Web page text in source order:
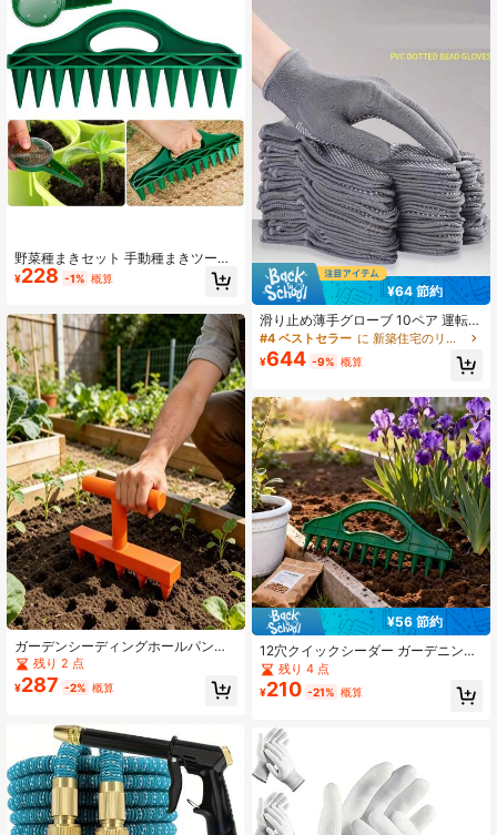
野菜種まきセット 手動種まきツール
種間隔調整ツール 野菜プランター種
まき機 ガーデニング用穴あけ器 土壌
¥228 -1% 概算
ガーデンシーディングホールパンチ
ャー、家庭菜園や花の苗植えに適し
ています。バルコニーガーデンの精
密な植え付けツール、鉢植え栽培の
残り 2 点
¥287 -2% 概算
¥64 節約
滑り止め薄手グローブ 10ペア 運転、
荷物運び、サイクリング、ハイキン
グ、野外活動に適しています
#4 ベストセラー に 新築住宅のリフォームと装飾 ガーデンツール
¥644 -9% 概算
¥56 節約
12穴クイックシーダー ガーデニング
ツール - 防水耐久性プラスチック製
手動種まき機、野菜と花に適した手
動種まきディスペンサー、庭と芝生
菜植え付け補助ツール、植え付けア
クセサリー
残り 4 点
¥210 -21% 概算